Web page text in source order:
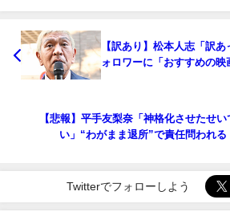
【訳あり】松本人志「訳
ォロワーに「おすすめの
【悲報】平手友梨奈「神格化させたせい
い」“わがまま退所”で責任問われる
Twitterでフォローしよう